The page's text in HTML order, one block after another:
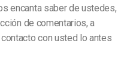
encanta saber de ustedes,
de comentarios, a
con usted lo antes